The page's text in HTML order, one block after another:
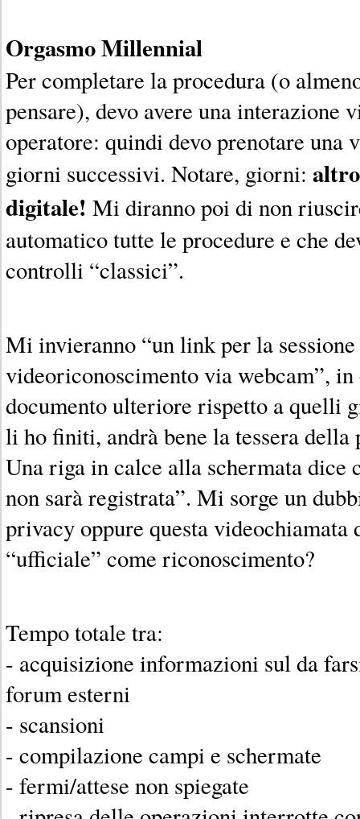
Orgasmo Millennial
Per completare la procedura (o
pensare), devo avere una interazione
operatore: quindi devo prenotare una
giorni successivi. Notare, giorni:
digitale! Mi diranno poi di non
automatico tutte le procedure e che
controlli “classici”.
Mi invieranno “un link per la
videoriconoscimento via webcam”,
documento ulteriore rispetto a quelli
li ho finiti, andrà bene la tessera della
Una riga in calce alla schermata dice
non sarà registrata”. Mi sorge un
privacy oppure questa videochiamata
“ufficiale” come riconoscimento?
Tempo totale tra:
- acquisizione informazioni sul da
forum esterni
- scansioni
- compilazione campi e schermate
- fermi/attese non spiegate